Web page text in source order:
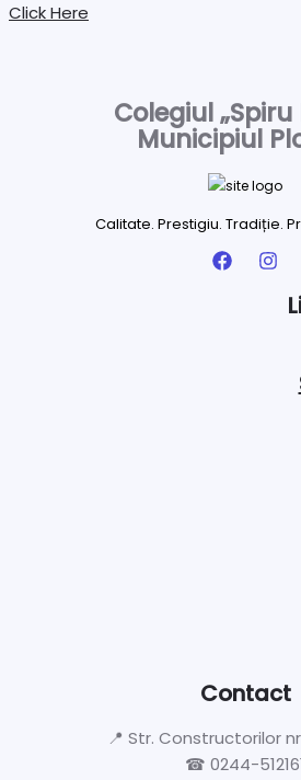
Click Here
Colegiul „Spiru
Municipiul
Calitate. Prestigiu. Tradiție.
Contact
📍 Str. Constructorilor
☎ 0244-